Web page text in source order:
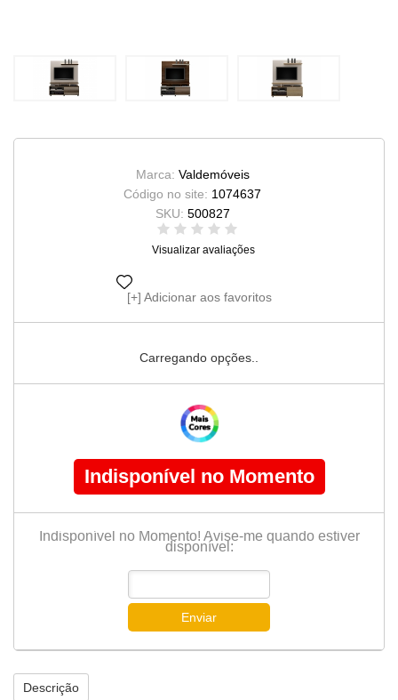
Marca: Valdemóveis
Código no site: 1074637
SKU: 500827
Visualizar avaliações
Adicionar aos favoritos
Carregando opções..
Indisponível no Momento
Indisponível no Momento! Avise-me quando estiver
disponível:
Enviar
Descrição